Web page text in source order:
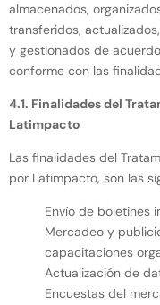
almacenados,
transferidos,
y gestionados de
conforme con las
4.1. Finalidades del
Latimpacto
Las finalidades del
por Latimpacto, son las
Envío de boletines
Mercadeo y
capacitaciones
Actualización de
Encuestas del